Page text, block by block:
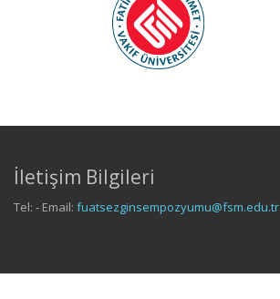
İletişim Bilgileri
Tel: - Email: fuatsezginsempozyumu@fsm.edu.tr